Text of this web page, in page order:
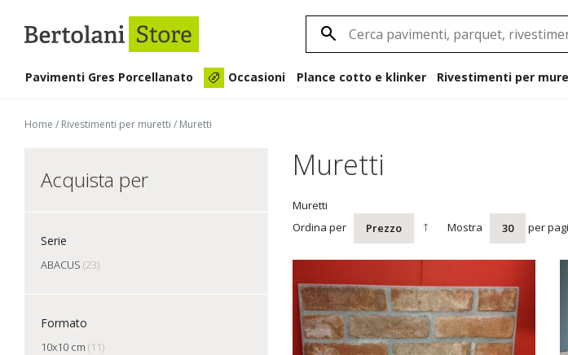
Pavimenti Gres Porcellanato Occasioni Plance cotto e klinker Rivestimenti per
Home / Rivestimenti per muretti / Muretti
Acquista per
Serie
ABACUS (23)
Formato
10x10 cm (11)
Muretti
Muretti
Ordina per
Prezzo Mostra 30 per